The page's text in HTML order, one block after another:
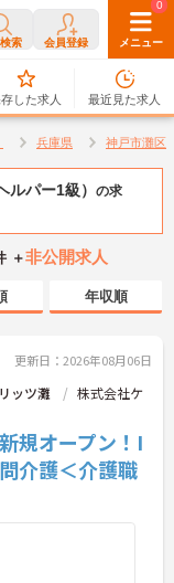
索 会員登録 メニュー
0
した求人
0
最近見た求人
兵庫県 神戸市灘区
パー1級） の求
＋非公開求人
年収順
更新日：2026年08月06日
ッツ灘
株式会社ケ
規オープン！I
介護＜介護職